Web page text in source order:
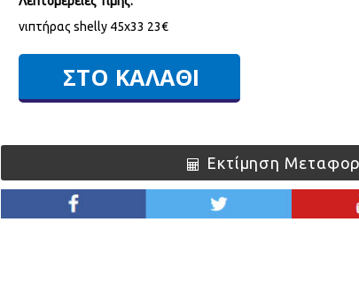
νιπτήρας shelly 45x33 23€
Εκτίμηση